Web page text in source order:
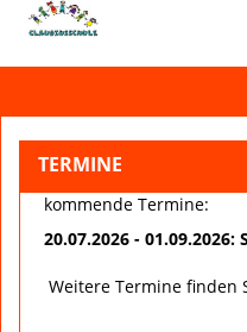
TERMINE
kommende Termine:
20.07.2026 -
Weitere Termine finden